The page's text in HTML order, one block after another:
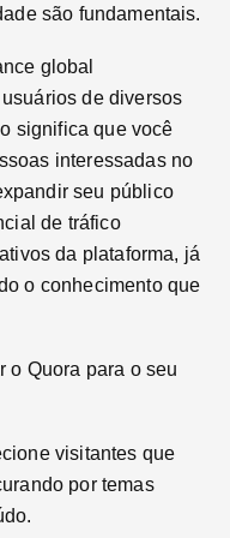
são fundamentais.
global
de diversos
significa que você
interessadas no
seu público
de tráfico
da plataforma, já
o conhecimento que
o Quora para o seu
visitantes que
por temas